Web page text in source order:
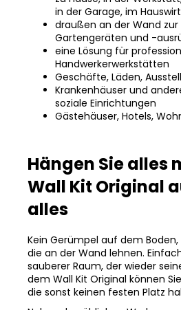
in der Garage, im
draußen an der Wand
Gartengeräten und -
eine Lösung für
Handwerkerwerkstätten
Geschäfte, Läden,
Krankenhäuser und
soziale Einrichtungen
Gästehäuser, Hotels,
Hängen Sie alles
Wall Kit Original
alles
Kein Gerümpel auf dem
die an der Wand lehnen.
sauberer Raum, der wieder
dem Wall Kit Original können
die sonst keinen festen Platz